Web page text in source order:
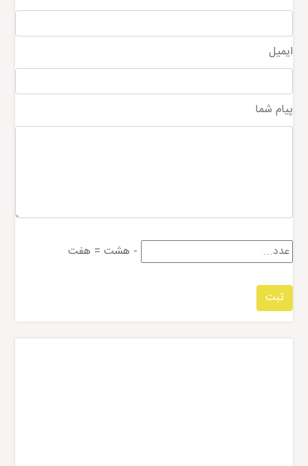
ایمیل
پیام شما
- هشت = هفت